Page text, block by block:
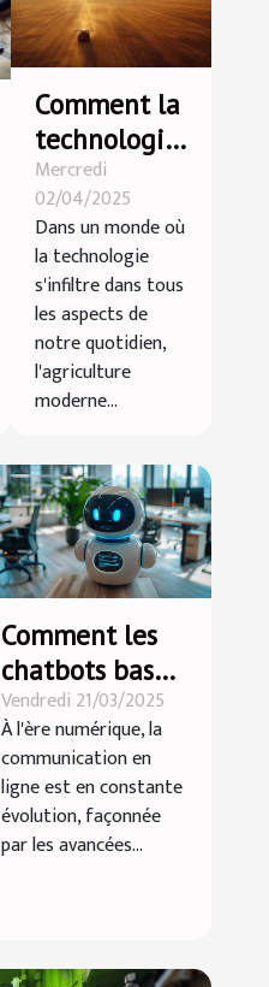
Comment la
technologie
influence-t-
elle
l'agriculture
moderne ?
Mercredi
02/04/2025
Dans un monde où
la technologie
s'infiltre dans tous
les aspects de
notre quotidien,
l'agriculture
moderne...
Comment les
chatbots basés
sur l'IA
transforment-
ils la
communication
en ligne ?
Vendredi 21/03/2025
À l'ère numérique, la
communication en
ligne est en constante
évolution, façonnée
par les avancées...